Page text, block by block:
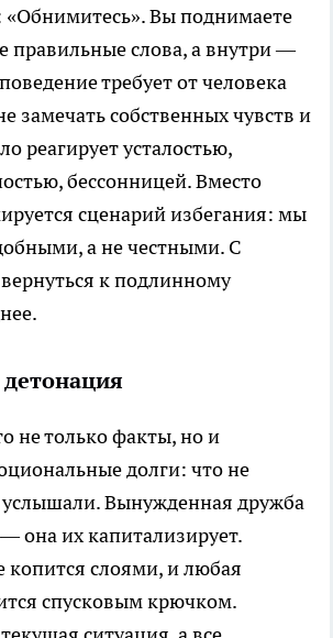
Вы поднимаете
правильные слова, а внутри —
требует от человека
замечать собственных чувств и
реагирует усталостью,
бессонницей. Вместо
сценарий избегания: мы
а не честными. С
к подлинному
не только факты, но и
долги: что не
услышали. Вынужденная дружба
она их капитализирует.
копится слоями, и любая
спусковым крючком.